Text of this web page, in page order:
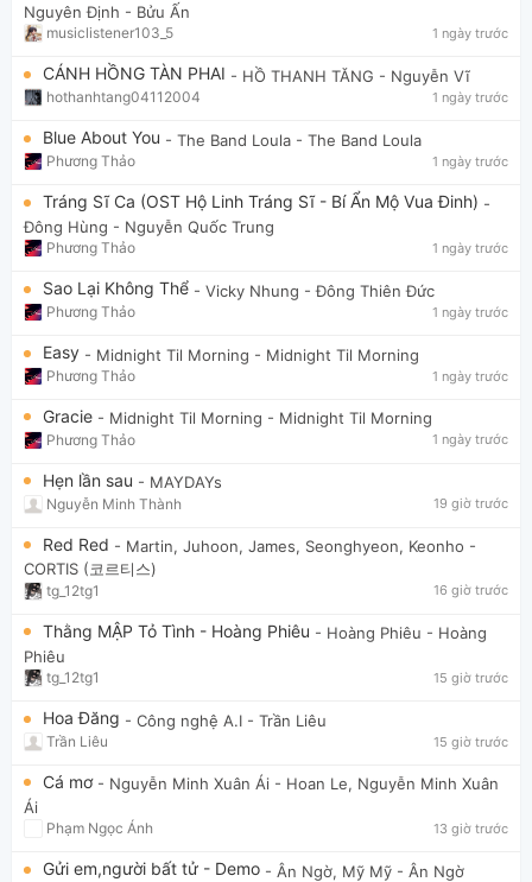
Nguyên Định - Bửu Ấn
musiclistener103_5 1 ngày trước
CÁNH HỒNG TÀN PHAI - HỒ THANH TĂNG - Nguyễn Vĩ
hothanhtang04112004 1 ngày trước
Blue About You - The Band Loula - The Band Loula
Phương Thảo 1 ngày trước
Tráng Sĩ Ca (OST Hộ Linh Tráng Sĩ - Bí Ẩn Mộ Vua Đinh) -
Đông Hùng - Nguyễn Quốc Trung
Phương Thảo 1 ngày trước
Sao Lại Không Thể - Vicky Nhung - Đông Thiên Đức
Phương Thảo 1 ngày trước
Easy - Midnight Til Morning - Midnight Til Morning
Phương Thảo 1 ngày trước
Gracie - Midnight Til Morning - Midnight Til Morning
Phương Thảo 1 ngày trước
Hẹn lần sau - MAYDAYs
Nguyễn Minh Thành 19 giờ trước
Red Red - Martin, Juhoon, James, Seonghyeon, Keonho -
CORTIS (코르티스)
tg_12tg1 16 giờ trước
Thằng MẬP Tỏ Tình - Hoàng Phiêu - Hoàng Phiêu - Hoàng
Phiêu
tg_12tg1 15 giờ trước
Hoa Đăng - Công nghệ A.I - Trần Liêu
Trần Liêu 15 giờ trước
Cá mơ - Nguyễn Minh Xuân Ái - Hoan Le, Nguyễn Minh Xuân
Ái
Phạm Ngọc Ánh 13 giờ trước
Gửi em,người bất tử - Demo - Ân Ngờ, Mỹ Mỹ - Ân Ngờ